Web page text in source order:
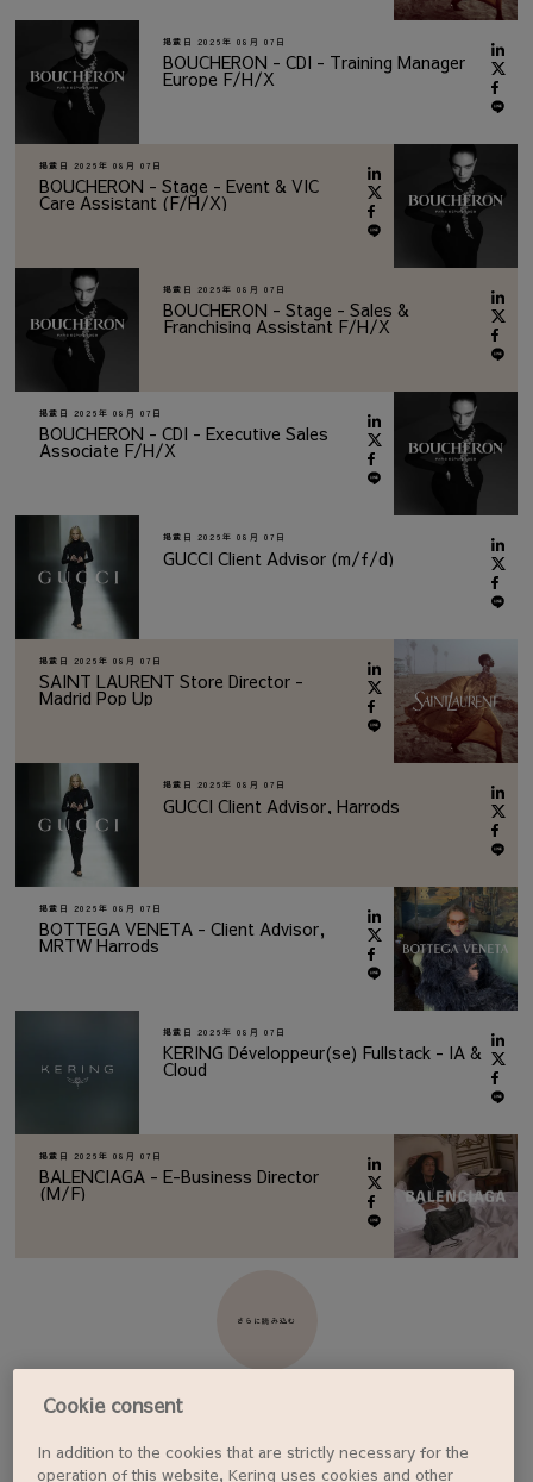
掲載日 2026年 08月 07日
BOUCHERON - CDI - Training Manager
Europe F/H/X
掲載日 2026年 08月 07日
BOUCHERON - Stage - Event & VIC
Care Assistant (F/H/X)
掲載日 2026年 08月 07日
BOUCHERON - Stage - Sales &
Franchising Assistant F/H/X
掲載日 2026年 08月 07日
BOUCHERON - CDI - Executive Sales
Associate F/H/X
掲載日 2026年 08月 07日
GUCCI Client Advisor (m/f/d)
掲載日 2026年 08月 07日
SAINT LAURENT Store Director -
Madrid Pop Up
掲載日 2026年 08月 07日
GUCCI Client Advisor, Harrods
掲載日 2026年 08月 07日
BOTTEGA VENETA - Client Advisor,
MRTW Harrods
掲載日 2026年 08月 07日
KERING Développeur(se) Fullstack - IA &
Cloud
掲載日 2026年 08月 07日
BALENCIAGA - E-Business Director
(M/F)
さらに読み込む
ジョブアラートを設定する
Cookie consent
In addition to the cookies that are strictly necessary for the
operation of this website, Kering uses cookies and other